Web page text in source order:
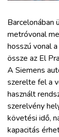
ARCHÍVUM
WEBSHOP
BELÉPÉS
Barcelonában
metróvonal
hosszú vonal
össze az El
A Siemens
szerelte fel a
használt
szerelvény
követési idő,
kapacitás